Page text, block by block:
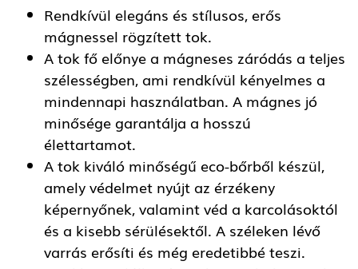
Rendkívül elegáns és stílusos, erős
mágnessel rögzített tok.
A tok fő előnye a mágneses záródás a teljes
szélességben, ami rendkívül kényelmes a
mindennapi használatban. A mágnes jó
minősége garantálja a hosszú
élettartamot.
A tok kiváló minőségű eco-bőrből készül,
amely védelmet nyújt az érzékeny
képernyőnek, valamint véd a karcolásoktól
és a kisebb sérülésektől. A széleken lévő
varrás erősíti és még eredetibbé teszi.